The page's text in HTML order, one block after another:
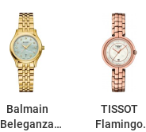
Balmain
Beleganza
TISSOT
Flamingo